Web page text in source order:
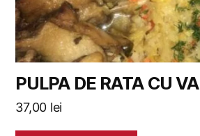
PULPA DE RATA CU
37,00 lei